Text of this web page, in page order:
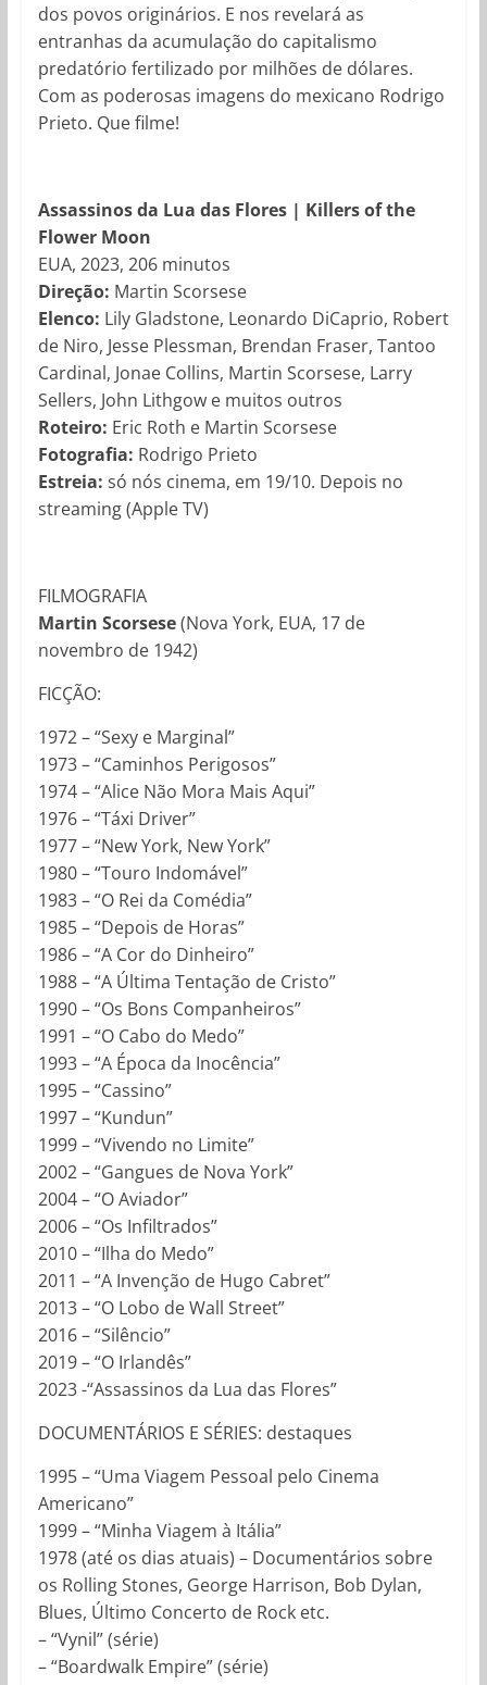
dos povos originários. E nos revelará as
entranhas da acumulação do capitalismo
predatório fertilizado por milhões de dólares.
Com as poderosas imagens do mexicano Rodrigo
Prieto. Que filme!
Assassinos da Lua das Flores | Killers of the
Flower Moon
EUA, 2023, 206 minutos
Direção: Martin Scorsese
Elenco: Lily Gladstone, Leonardo DiCaprio, Robert
de Niro, Jesse Plessman, Brendan Fraser, Tantoo
Cardinal, Jonae Collins, Martin Scorsese, Larry
Sellers, John Lithgow e muitos outros
Roteiro: Eric Roth e Martin Scorsese
Fotografia: Rodrigo Prieto
Estreia: só nós cinema, em 19/10. Depois no
streaming (Apple TV)
FILMOGRAFIA
Martin Scorsese(Nova York, EUA, 17 de
novembro de 1942)
FICÇÃO:
1972 – “Sexy e Marginal”
1973 – “Caminhos Perigosos”
1974 – “Alice Não Mora Mais Aqui”
1976 – “Táxi Driver”
1977 – “New York, New York”
1980 – “Touro Indomável”
1983 – “O Rei da Comédia”
1985 – “Depois de Horas”
1986 – “A Cor do Dinheiro”
1988 – “A Última Tentação de Cristo”
1990 – “Os Bons Companheiros”
1991 – “O Cabo do Medo”
1993 – “A Época da Inocência”
1995 – “Cassino”
1997 – “Kundun”
1999 – “Vivendo no Limite”
2002 – “Gangues de Nova York”
2004 – “O Aviador”
2006 – “Os Infiltrados”
2010 – “Ilha do Medo”
2011 – “A Invenção de Hugo Cabret”
2013 – “O Lobo de Wall Street”
2016 – “Silêncio”
2019 – “O Irlandês”
2023 -“Assassinos da Lua das Flores”
DOCUMENTÁRIOS E SÉRIES: destaques
1995 – “Uma Viagem Pessoal pelo Cinema
Americano”
1999 – “Minha Viagem à Itália”
1978 (até os dias atuais) – Documentários sobre
os Rolling Stones, George Harrison, Bob Dylan,
Blues, Último Concerto de Rock etc.
– “Vynil” (série)
– “Boardwalk Empire” (série)